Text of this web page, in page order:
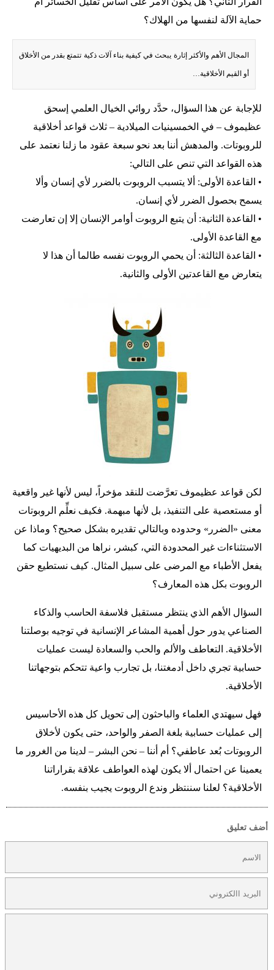
حماية الآلة لنفسها من الهلاك؟
المجال الأهم والأكثر إثارة يبحث في كيفية بناء آلات ذكية تتمتع بقدر من الأخلاق
أو القيم الأخلاقية…
للإجابة عن هذا السؤال، حدَّد روائي الخيال العلمي إسحق
عظيموف – في الخمسينيات الميلادية – ثلاث قواعد أخلاقية
للروبوتات. والمدهش أننا بعد نحو سبعة عقود ما زلنا نعتمد على
هذه القواعد التي تنص على التالي:
• القاعدة الأولى: ألا يتسبب الروبوت بالضرر لأي إنسان وألا
يسمح بحصول الضرر لأي إنسان.
• القاعدة الثانية: أن يتبع الروبوت أوامر الإنسان إلا إن تعارضت
مع القاعدة الأولى.
• القاعدة الثالثة: أن يحمي الروبوت نفسه طالما أن هذا لا
يتعارض مع القاعدتين الأولى والثانية.
لكن قواعد عظيموف تعرَّضت للنقد مؤخراً، ليس لأنها غير واقعية
أو مستعصية على التنفيذ، بل لأنها مبهمة. فكيف نعلِّم الروبوتات
معنى «الضرر» وحدوده وبالتالي تقديره بشكل صحيح؟ وماذا عن
الاستثناءات غير المحدودة التي، كبشر، نراها من البديهيات كما
يفعل الأطباء مع المرضى على سبيل المثال. كيف نستطيع حقن
الروبوت بكل هذه المعارف؟
السؤال الأهم الذي ينتظر مستقبل فلاسفة الحاسب والذكاء
الصناعي يدور حول أهمية المشاعر الإنسانية في توجيه بوصلتنا
الأخلاقية. التعاطف والألم والحب والسعادة ليست عمليات
حسابية تجري داخل أدمغتنا، بل تجارب واعية تتحكم بتوجهاتنا
الأخلاقية.
فهل سيهتدي العلماء والباحثون إلى تحويل كل هذه الأحاسيس
إلى عمليات حسابية بلغة الصفر والواحد، حتى يكون لأخلاق
الروبوتات بُعد عاطفي؟ أم أننا – نحن البشر – لدينا من الغرور ما
يعمينا عن احتمال ألا يكون لهذه العواطف علاقة بقراراتنا
الأخلاقية؟ لعلنا سننتظر وندع الروبوت يجيب بنفسه.
أضف تعليق